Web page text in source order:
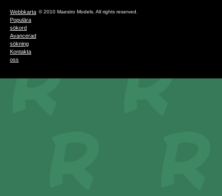
Webbkarta
Populära
sökord
Avancerad
sökning
Kontakta
oss
© 2010 Maestro Models. All rights reserved.